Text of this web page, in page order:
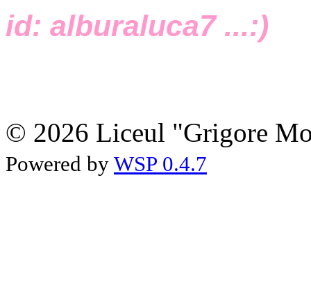
id: alburaluca7 ...:)
© 2026 Liceul "Grigore
Powered by WSP 0.4.7